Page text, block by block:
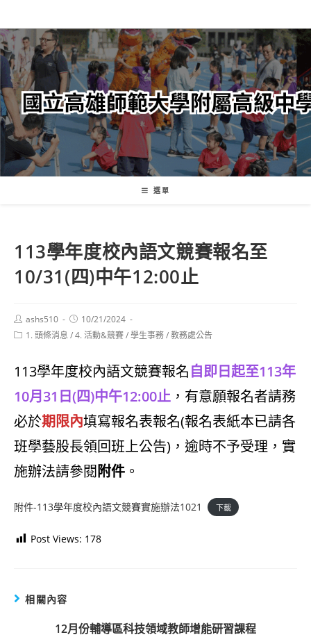
轉
至
主
內
容
選單
113學年度校內語文競賽報名至
10/31(四)中午12:00止
Post
author:
ashs510
Post
published:
10/21/2024
Post1. 頭條消息 /4. 活動&競賽/學生事務/教務處公告
113學年度校內語文競賽報名自即日起至113年
10月31日(四)中午12:00止 ，有意願報名者請務
必於期限內填寫報名表報名(報名表紙本已請各
班學藝股長領回班上公告)，逾時不予受理，實
施辦法請參閱附件 。
附件-113學年度校內語文競賽實施辦法1021 下載
Post Views: 178
相關內容
12月份輔導區科技領域教師增能研習課程